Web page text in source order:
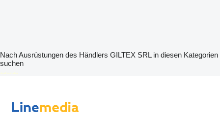
Nach Ausrüstungen des Händlers GILTEX SRL in diesen Kategorien
suchen
disallow-in-dsa